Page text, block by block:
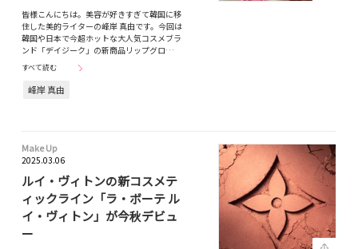
皆様こんにちは。美容が好きすぎて韓国に移
住した美的ライターの峰岸 真由です。今回は
韓国や日本で今超ホットな大人気コスメブラ
ンド「デイジーク」の新商品リップグロ…
すべて読む
峰岸 真由
Make Up
2025.03.06
ルイ・ヴィトンの新コスメテ
ィックライン「ラ・ボーテ ル
イ・ヴィトン」が今秋デビュ
ー